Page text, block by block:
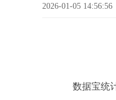
2026-01-05 14:56:56
数据宝统